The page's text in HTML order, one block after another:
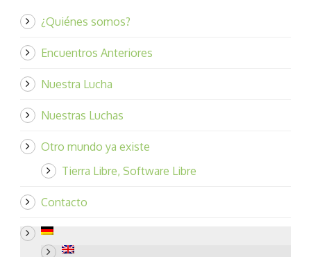
¿Quiénes somos?
Encuentros Anteriores
Nuestra Lucha
Nuestras Luchas
Otro mundo ya existe
Tierra Libre, Software Libre
Contacto